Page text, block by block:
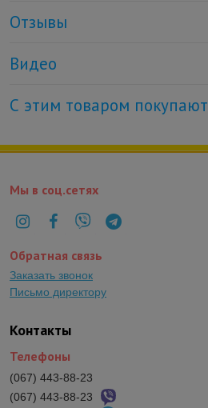
Отзывы
Видео
С этим товаром покупают
Контакты
Телефоны
(067) 443-88-23
(067) 443-88-23
Мы в соц.сетях
Обратная связь
Заказать звонок
Письмо директору